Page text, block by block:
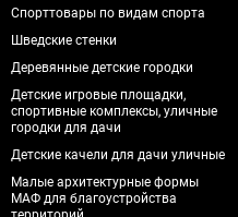
Спорттовары по видам спорта
Шведские стенки
Деревянные детские городки
Детские игровые площадки,
спортивные комплексы, уличные
городки для дачи
Детские качели для дачи уличные
Малые архитектурные формы
МАФ для благоустройства